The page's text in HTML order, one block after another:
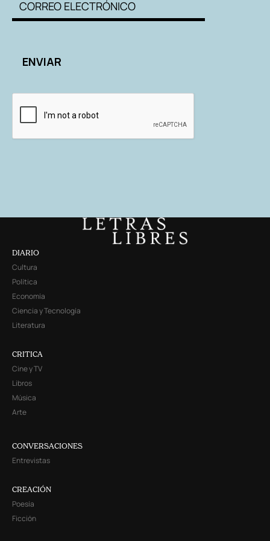
DIARIO
Cultura
Política
Economía
Ciencia y Tecnología
Literatura
CRITICA
Cine y TV
Libros
Música
Arte
CONVERSACIONES
Entrevistas
CREACIÓN
Poesía
Ficción